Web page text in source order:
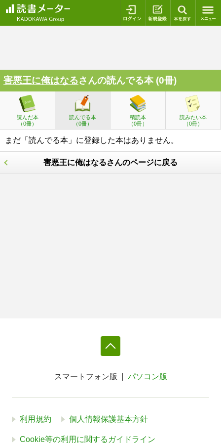
ログイン 新規登録
害悪王に俺はなるさんの読んでる本 (0冊)
読んだ本
（0冊）
読んでる本
（0冊）
積読本
（0冊）
読みたい本
（0冊）
まだ「読んでる本」に登録した本はありません。
害悪王に俺はなるさんのページに戻る
スマートフォン版 パソコン版
利用規約 個人情報保護基本方針
Cookie等の利用に関するガイドライン